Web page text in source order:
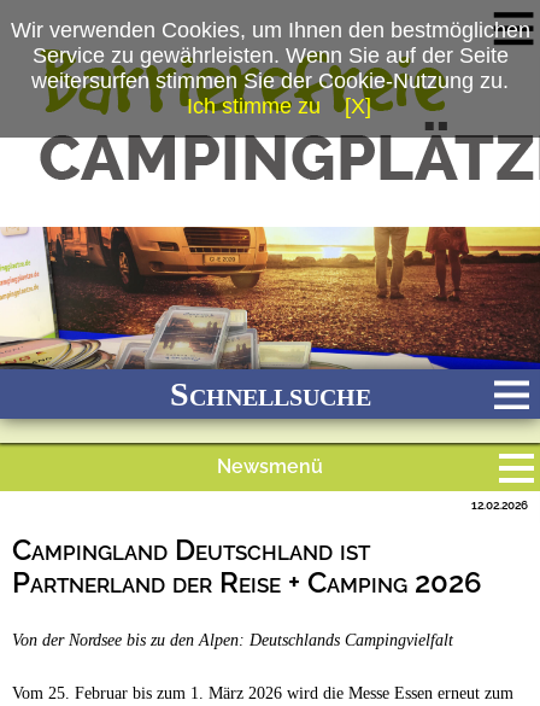
Schnellsuche
Ganzjährig geöffnet
Newsmenü
Campingplätze
Campingland Deutschland ist
Partnerland der Reise + Camping 2026
12.02.2026
Von der Nordsee bis zu den Alpen: Deutschlands Campingvielfalt
Vom 25. Februar bis zum 1. März 2026 wird die Messe Essen erneut zum
Wir verwenden Cookies, um Ihnen den bestmöglichen
Service zu gewährleisten. Wenn Sie auf der Seite
weitersurfen stimmen Sie der Cookie-Nutzung zu.
Ich stimme zu
[X]